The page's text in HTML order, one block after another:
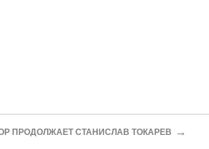
ПРОДОЛЖАЕТ СТАНИСЛАВ ТОКАРЕВ →